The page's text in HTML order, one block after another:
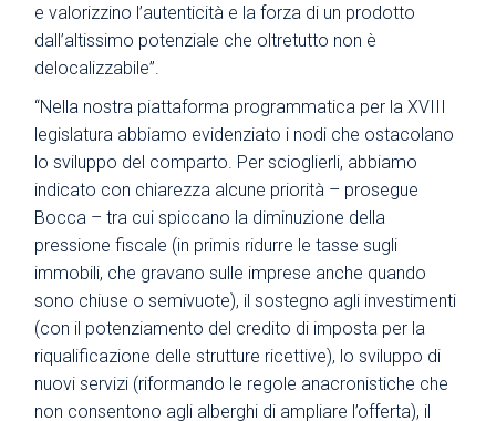
e valorizzino l’autenticità e la forza di un prodotto
dall’altissimo potenziale che oltretutto non è
delocalizzabile”.
“Nella nostra piattaforma programmatica per la XVIII
legislatura abbiamo evidenziato i nodi che ostacolano
lo sviluppo del comparto. Per scioglierli, abbiamo
indicato con chiarezza alcune priorità – prosegue
Bocca – tra cui spiccano la diminuzione della
pressione fiscale (in primis ridurre le tasse sugli
immobili, che gravano sulle imprese anche quando
sono chiuse o semivuote), il sostegno agli investimenti
(con il potenziamento del credito di imposta per la
riqualificazione delle strutture ricettive), lo sviluppo di
nuovi servizi (riformando le regole anacronistiche che
non consentono agli alberghi di ampliare l’offerta), il